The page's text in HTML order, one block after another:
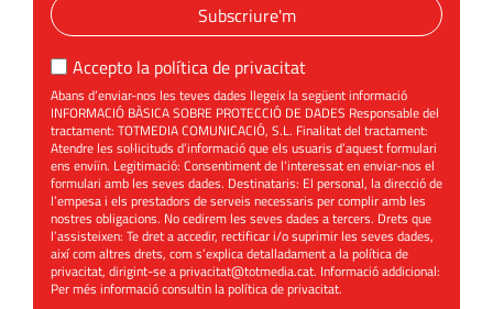
Subscriure'm
Accepto la política de privacitat
Abans d’enviar-nos les teves dades llegeix la següent informació
INFORMACIÓ BÀSICA SOBRE PROTECCIÓ DE DADES Responsable del
tractament: TOTMEDIA COMUNICACIÓ, S.L. Finalitat del tractament:
Atendre les sol·licituds d’informació que els usuaris d’aquest formulari
ens enviïn. Legitimació: Consentiment de l’interessat en enviar-nos el
formulari amb les seves dades. Destinataris: El personal, la direcció de
l’empesa i els prestadors de serveis necessaris per complir amb les
nostres obligacions. No cedirem les seves dades a tercers. Drets que
l’assisteixen: Te dret a accedir, rectificar i/o suprimir les seves dades,
així com altres drets, com s’explica detalladament a la política de
privacitat, dirigint-se aprivacitat@totmedia.cat. Informació addicional:
Per més informació consultin lapolítica de privacitat.